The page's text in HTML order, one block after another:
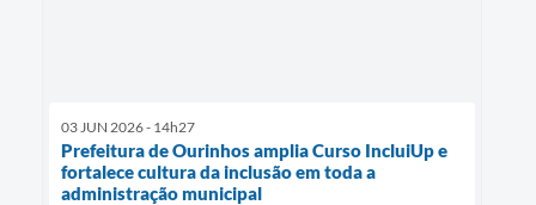
03 JUN 2026 - 14h27
Prefeitura de Ourinhos amplia Curso IncluiUp e
fortalece cultura da inclusão em toda a
administração municipal